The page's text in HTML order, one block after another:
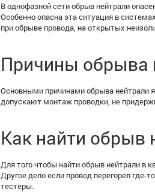
В однофазной сети обрыв нейтрали
Особенно опасна эта ситуация в
при обрыве провода, на открытых
Причины обрыва
Основными причинами обрыва нейтрали
допускают монтаж проводки, не
Как найти обрыв
Для того чтобы найти обрыв нейтрали в
Другое дело если провод перегорел где-
тестеры.